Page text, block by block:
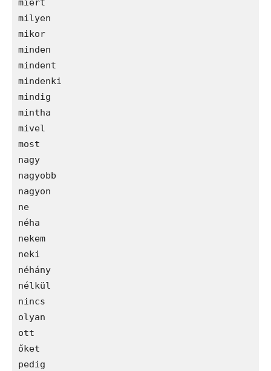
miért
milyen
mikor
minden
mindent
mindenki
mindig
mintha
mivel
most
nagy
nagyobb
nagyon
ne
néha
nekem
neki
néhány
nélkül
nincs
olyan
ott
őket
pedig